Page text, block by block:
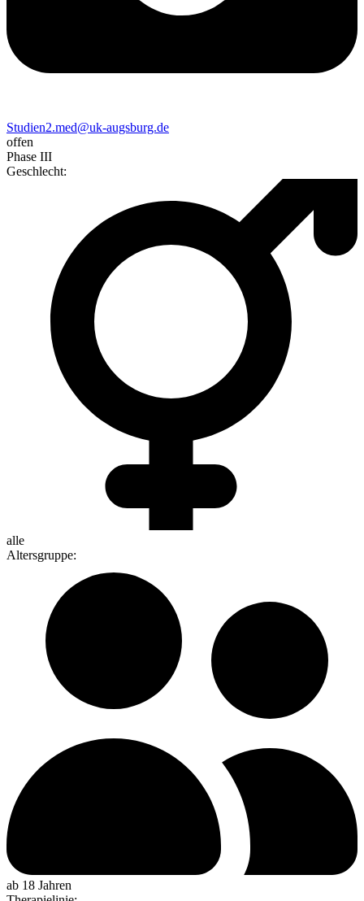
Studien2.med@uk-augsburg.de
offen
Phase III
Geschlecht:
alle
Altersgruppe:
ab 18 Jahren